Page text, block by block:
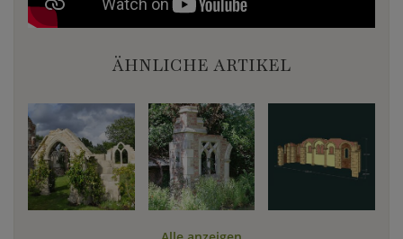
ÄHNLICHE ARTIKEL